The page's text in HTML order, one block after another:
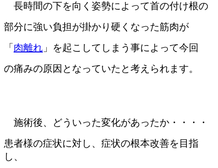
長時間の下を向く姿勢によって首の付け根の
部分に強い負担が掛かり硬くなった筋肉が
「 肉離れ 」を起こしてしまう事によって今回
の痛みの原因となっていたと考えられます。
施術後、どういった変化があったか・・・・
患者様の症状に対し、症状の根本改善を目指
し、